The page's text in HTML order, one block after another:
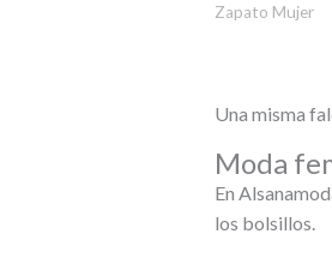
Zapato Mujer
Una misma
Moda
En
los bolsillos.